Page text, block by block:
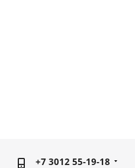
+7 3012 55-19-18